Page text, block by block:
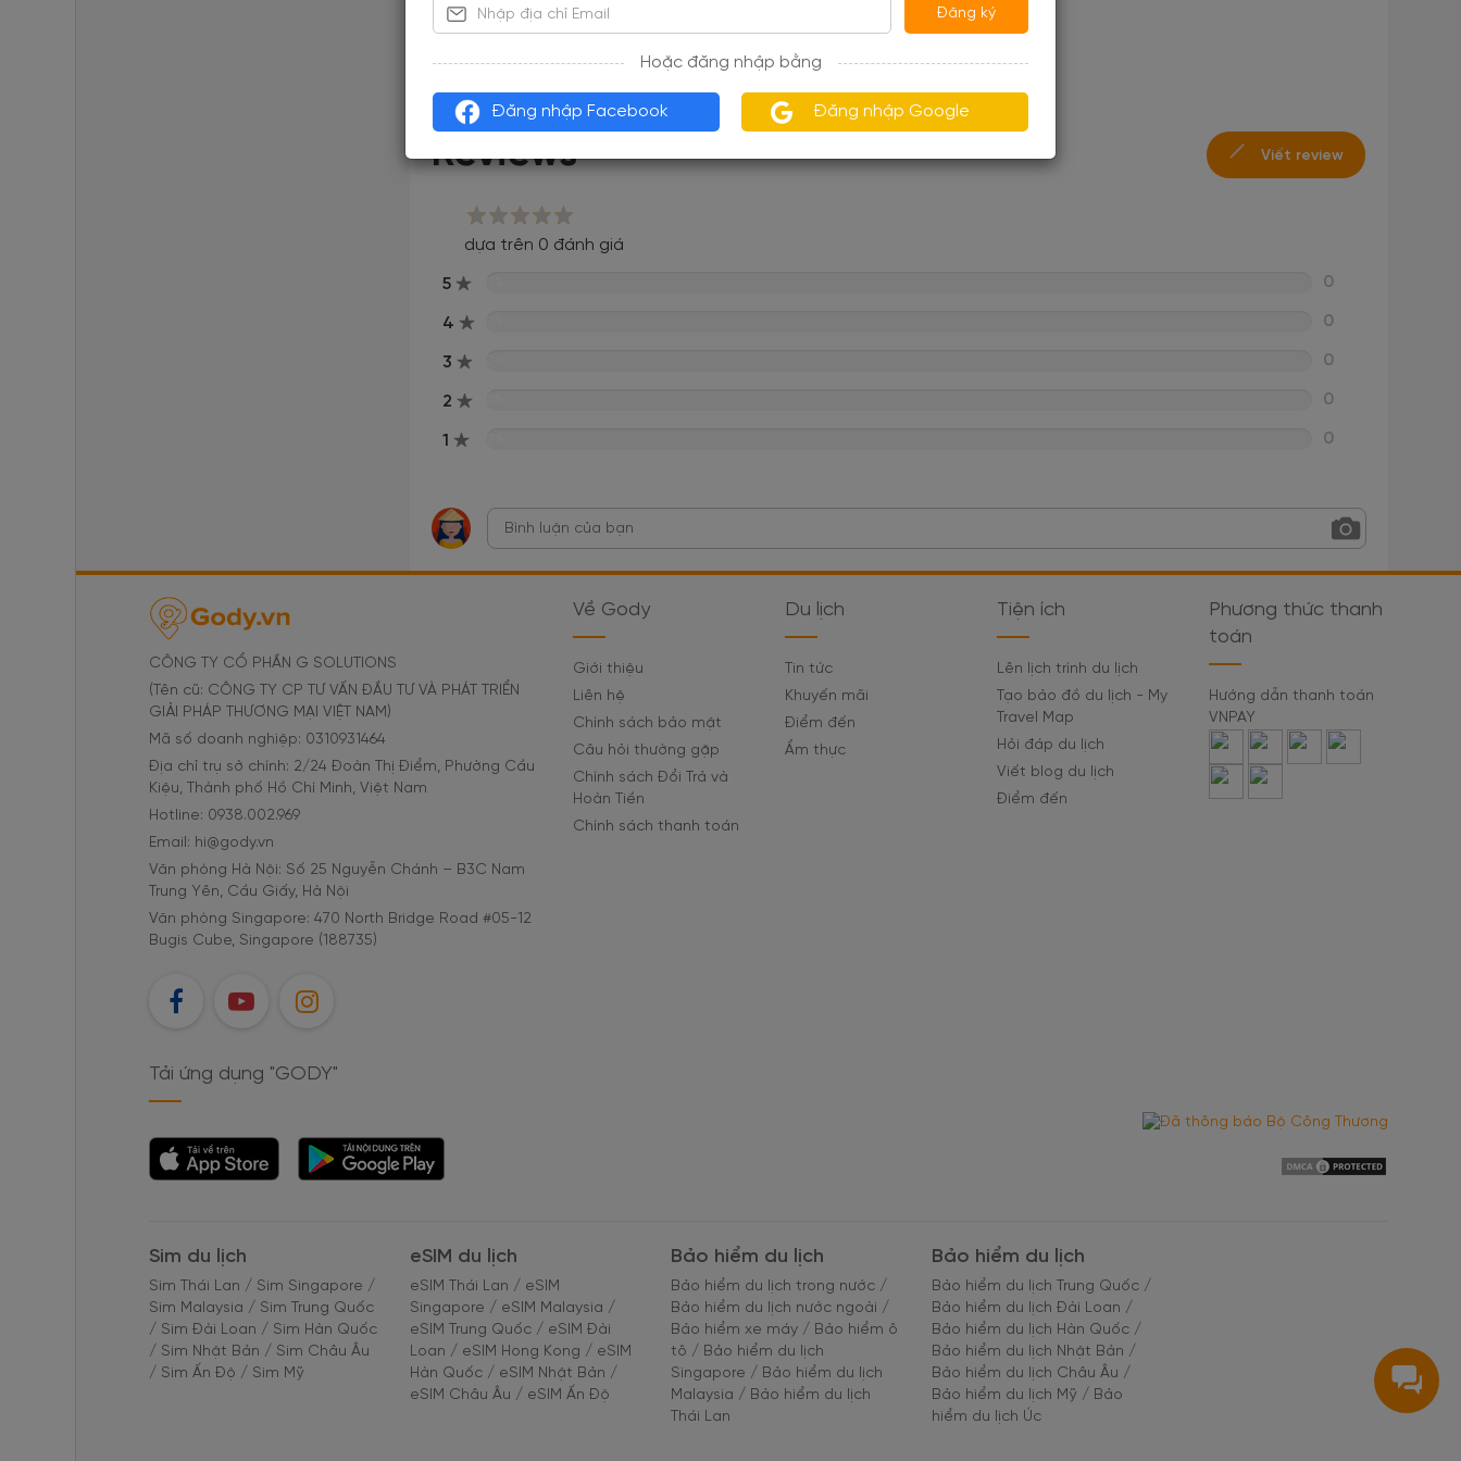
nghĩa là pháo đài hoặc bức tường phòng thủ.
Reviews Viết review
dựa trên 0 đánh giá
5 0
4 0
3 0
2 0
1 0
CÔNG TY CỔ PHẦN G SOLUTIONS
(Tên cũ: CÔNG TY CP TƯ VẤN ĐẦU TƯ VÀ PHÁT TRIỂN
GIẢI PHÁP THƯƠNG MẠI VIỆT NAM)
Mã số doanh nghiệp: 0310931464
Địa chỉ trụ sở chính: 2/24 Đoàn Thị Điểm, Phường Cầu
Kiệu, Thành phố Hồ Chí Minh, Việt Nam
Hotline: 0938.002.969
Email: hi@gody.vn
Văn phòng Hà Nội: Số 25 Nguyễn Chánh – B3C Nam
Trung Yên, Cầu Giấy, Hà Nội
Văn phòng Singapore: 470 North Bridge Road #05-12
Bugis Cube, Singapore (188735)
FB YT IG
Về Gody
Giới thiệu
Liên hệ
Chính sách bảo mật
Câu hỏi thường gặp
Chính sách Đổi Trả và
Hoàn Tiền
Chính sách thanh toán
Du lịch
Tin tức
Khuyến mãi
Điểm đến
Ẩm thực
Tiện ích
Lên lịch trình du lịch
Tạo bảo đồ du lịch - My
Travel Map
Hỏi đáp du lịch
Viết blog du lịch
Điểm đến
Phương thức thanh
toán
Hướng dẫn thanh toán
VNPAY
Tải ứng dụng "GODY"
Tải ứng dụng Tải ứng dụng
Sim du lịch
Sim Thái Lan / Sim Singapore /
Sim Malaysia / Sim Trung Quốc
/ Sim Đài Loan / Sim Hàn Quốc
/ Sim Nhật Bản / Sim Châu Âu
/ Sim Ấn Độ / Sim Mỹ
eSIM du lịch
eSIM Thái Lan / eSIM
Singapore / eSIM Malaysia /
eSIM Trung Quốc / eSIM Đài
Loan / eSIM Hong Kong / eSIM
Hàn Quốc / eSIM Nhật Bản /
eSIM Châu Âu / eSIM Ấn Độ
Bảo hiểm du lịch
Bảo hiểm du lịch trong nước /
Bảo hiểm du lịch nước ngoài /
Bảo hiểm xe máy / Bảo hiểm ô
tô / Bảo hiểm du lịch
Singapore / Bảo hiểm du lịch
Malaysia / Bảo hiểm du lịch
Thái Lan
Bảo hiểm du lịch
Bảo hiểm du lịch Trung Quốc /
Bảo hiểm du lịch Đài Loan /
Bảo hiểm du lịch Hàn Quốc /
Bảo hiểm du lịch Nhật Bản /
Bảo hiểm du lịch Châu Âu /
Bảo hiểm du lịch Mỹ / Bảo
hiểm du lịch Úc
Đăng ký
Hoặc đăng nhập bằng
Đăng nhập Facebook Đăng nhập Google